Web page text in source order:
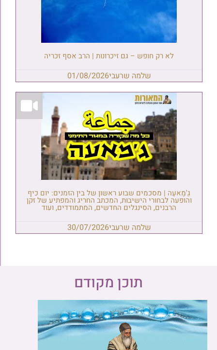
לא רק חופש – גם זיכרונות | הרב אסף זכריה
שלמה שרעבי01/08/2026
גַ'מַאעַה | מסכמים שבוע ראשון של בין הזמנים: יום כיף
והופעה לבחורי הישיבות, המכתב החריג והמפתיע של זקן
הרבנים, הסינגלים החדשים, המתמודדים, ועוד
שלמה שרעבי30/07/2026
תוכן מקודם